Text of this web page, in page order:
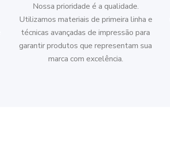
Nossa prioridade é a qualidade.
Utilizamos materiais de primeira linha e
técnicas avançadas de impressão para
garantir produtos que representam sua
marca com excelência.